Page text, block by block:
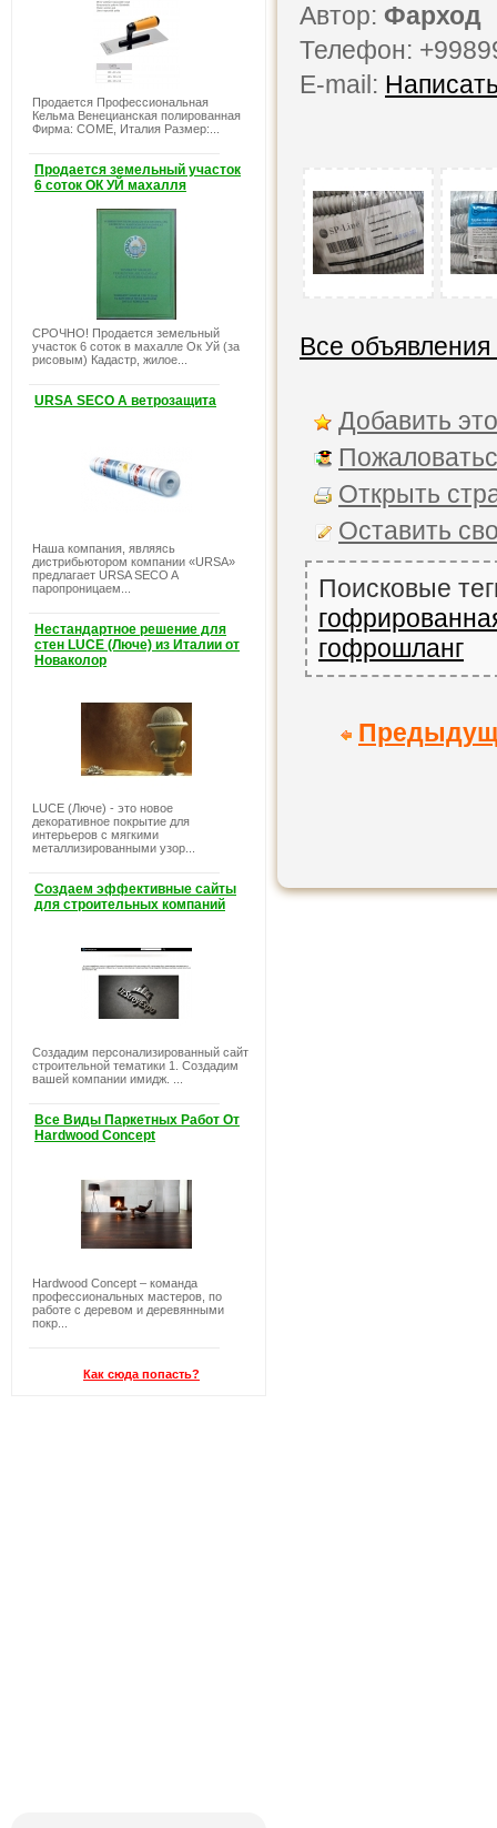
Продается Профессиональная
Кельма Венецианская полированная
Фирма: COME, Италия Размер:...
Продается земельный участок
6 соток ОК УЙ махалля
СРОЧНО! Продается земельный
участок 6 соток в махалле Ок Уй (за
рисовым) Кадастр, жилое...
URSA SECO A ветрозащита
Наша компания, являясь
дистрибьютором компании «URSA»
предлагает URSA SECO A
паропроницаем...
Нестандартное решение для
стен LUCE (Люче) из Италии от
Новаколор
LUCE (Люче) - это новое
декоративное покрытие для
интерьеров с мягкими
металлизированными узор...
Создаем эффективные сайты
для строительных компаний
Создадим персонализированный сайт
строительной тематики 1. Создадим
вашей компании имидж. ...
Все Виды Паркетных Работ От
Hardwood Concept
Hardwood Concept – команда
профессиональных мастеров, по
работе с деревом и деревянными
покр...
Как сюда попасть?
Автор: Фарход
Телефон:
E-mail:
Все объявления
Добавить
Открыть
Оставить
Поисковые
гофрошланг